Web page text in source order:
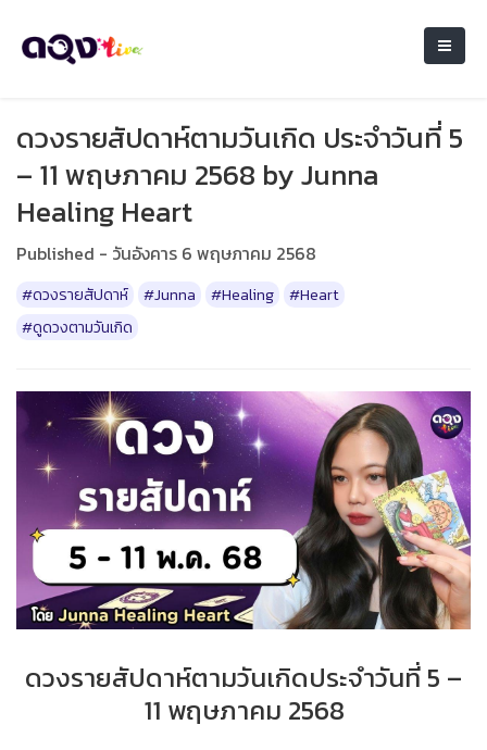
ดวงรายสัปดาห์ตามวันเกิด ประจำวันที่ 5
– 11 พฤษภาคม 2568 by Junna
Healing Heart
Published - วันอังคาร 6 พฤษภาคม 2568
#ดวงรายสัปดาห์ #Junna #Healing
#Heart
#ดูดวงตามวันเกิด
ดวงรายสัปดาห์ตามวันเกิดประจำวันที่ 5 –
11 พฤษภาคม 2568